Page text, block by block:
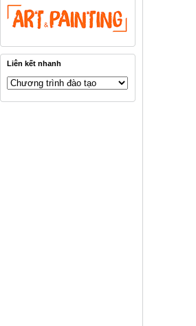
Liên kết nhanh